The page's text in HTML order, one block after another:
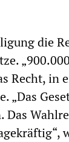
die
Recht, in
„Das
Das